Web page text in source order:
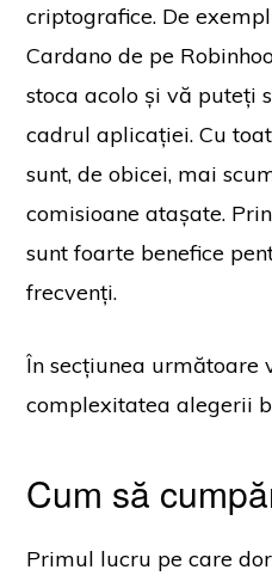
criptografice. De
Cardano de pe
stoca acolo și vă puteți
cadrul aplicației. Cu
sunt, de obicei, mai
comisioane atașate.
sunt foarte benefice
frecvenți.
În secțiunea următoare
complexitatea alegerii
Cum să
Primul lucru pe care